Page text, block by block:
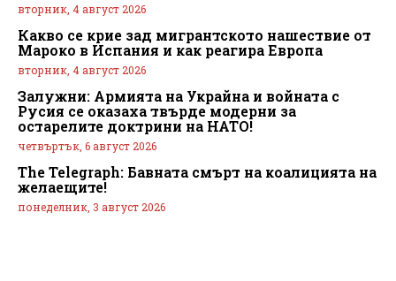
вторник, 4 август 2026
Какво се крие зад мигрантското нашествие от
Мароко в Испания и как реагира Европа
вторник, 4 август 2026
Залужни: Армията на Украйна и войната с
Русия се оказаха твърде модерни за
остарелите доктрини на НАТО!
четвъртък, 6 август 2026
The Telegraph: Бавната смърт на коалицията на
желаещите!
понеделник, 3 август 2026